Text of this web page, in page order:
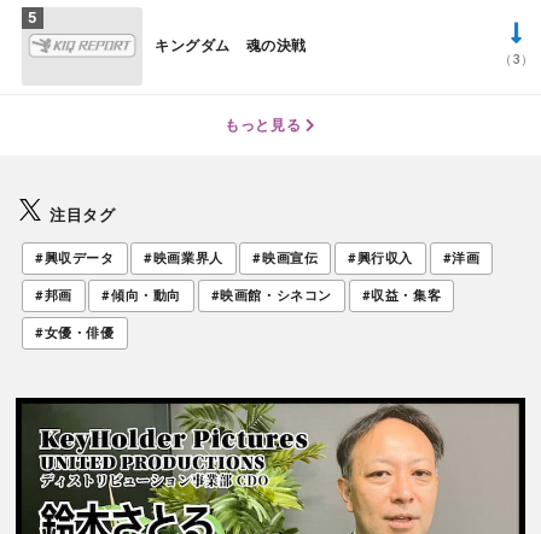
キングダム 魂の決戦
（3）
もっと見る
注目タグ
#興収データ #映画業界人 #映画宣伝 #興行収入 #洋画
#邦画 #傾向・動向 #映画館・シネコン #収益・集客
#女優・俳優